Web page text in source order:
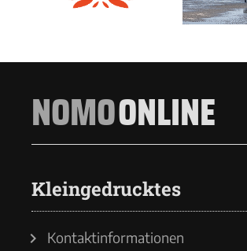
NOMOONLINE
Kleingedrucktes
Kontaktinformationen